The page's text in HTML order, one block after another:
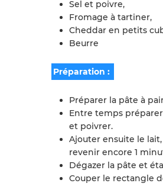
Sel et poivre,
Fromage à tartiner,
Cheddar en petits
Beurre
Préparation :
Préparer la pâte à
Entre temps
et poivrer.
Ajouter ensuite le
revenir encore 1
Dégazer la pâte et
Couper le rectangle